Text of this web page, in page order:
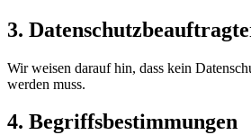
3.
Wir weisen darauf hin, dass kein
werden muss.
4. Begriffsbestimmungen